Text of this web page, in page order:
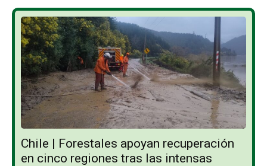
Chile | Forestales apoyan recuperación
en cinco regiones tras las intensas